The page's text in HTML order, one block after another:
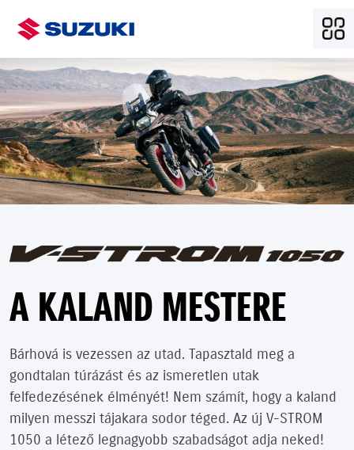
A KALAND MESTERE
Bárhová is vezessen az utad. Tapasztald meg a
gondtalan túrázást és az ismeretlen utak
felfedezésének élményét! Nem számít, hogy a kaland
milyen messzi tájakara sodor téged. Az új V-STROM
1050 a létező legnagyobb szabadságot adja neked!